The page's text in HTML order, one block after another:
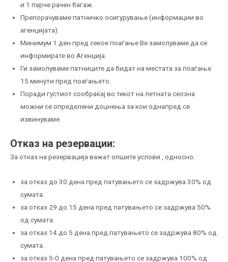
и 1 парче рачен багаж.
Препорачуваме патничко осигурување (информации во
агенцијата).
Минимум 1 ден пред секое поаѓање Ве замолуваме да се
информирате во Агенција.
Ги замолуваме патниците да бидат на местата за поаѓање
15 минути пред поаѓањето.
Поради густиот сообраќај во текот на летната сеозна
можни се определени доцнења за кои однапред се
извинуваме.
Отказ на резервации:
За отказ на резервација важат опшите услови , односно:
за отказ до 30 дена пред патувањето се задржува 30% од
сумата.
за отказ 29 до 15 дена пред патувањето се задржува 50%
од сумата.
за отказ 14 до 5 дена пред патувањето се задржува 80% од
сумата.
за отказ 5-0 дена пред патувањето се задржува 100% од